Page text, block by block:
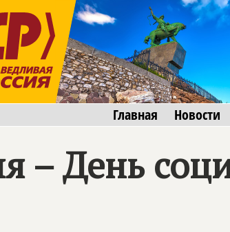
Главная Новости
– День